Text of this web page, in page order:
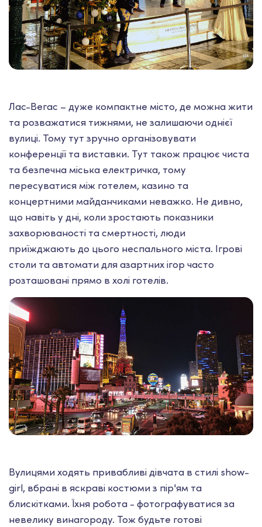
Лас-Вегас – дуже компактне місто, де можна жити
та розважатися тижнями, не залишаючи однієї
вулиці. Тому тут зручно організовувати
конференції та виставки. Тут також працює чиста
та безпечна міська електричка, тому
пересуватися між готелем, казино та
концертними майданчиками неважко. Не дивно,
що навіть у дні, коли зростають показники
захворюваності та смертності, люди
приїжджають до цього неспального міста. Ігрові
столи та автомати для азартних ігор часто
розташовані прямо в холі готелів.
Вулицями ходять привабливі дівчата в стилі show-
girl, вбрані в яскраві костюми з пір'ям та
блискітками. Їхня робота - фотографуватися за
невелику винагороду. Тож будьте готові